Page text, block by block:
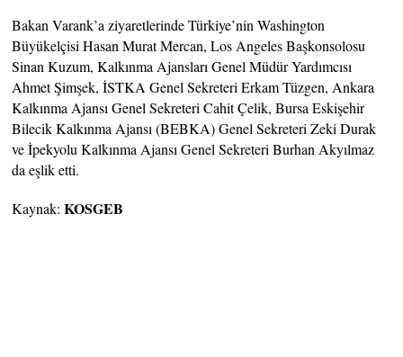
Bakan Varank’a ziyaretlerinde Türkiye’nin Washington
Büyükelçisi Hasan Murat Mercan, Los Angeles Başkonsolosu
Sinan Kuzum, Kalkınma Ajansları Genel Müdür Yardımcısı
Ahmet Şimşek, İSTKA Genel Sekreteri Erkam Tüzgen, Ankara
Kalkınma Ajansı Genel Sekreteri Cahit Çelik, Bursa Eskişehir
Bilecik Kalkınma Ajansı (BEBKA) Genel Sekreteri Zeki Durak
ve İpekyolu Kalkınma Ajansı Genel Sekreteri Burhan Akyılmaz
da eşlik etti.
Kaynak:KOSGEB